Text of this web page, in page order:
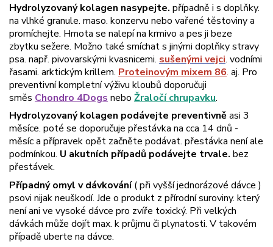
Hydrolyzovaný kolagen nasypejte. případně i s doplňky.
na vlhké granule. maso. konzervu nebo vařené těstoviny a
promíchejte. Hmota se nalepí na krmivo a pes ji beze
zbytku sežere. Možno také smíchat s jinými doplňky stravy
psa. např. pivovarskými kvasnicemi. sušenými vejci. vodními
řasami. arktickým krillem. Proteinovým mixem 86. aj. Pro
preventivní kompletní výživu kloubů doporučuji
směs Chondro 4Dogs nebo Žraločí chrupavku.
Hydrolyzovaný kolagen podávejte preventivně asi 3
měsíce. poté se doporučuje přestávka na cca 14 dnů -
měsíc a přípravek opět začněte podávat. přestávka není ale
podmínkou. U akutních případů podávejte trvale. bez
přestávek.
Případný omyl v dávkování( při vyšší jednorázové dávce )
psovi nijak neuškodí. Jde o produkt z přírodní suroviny. který
není ani ve vysoké dávce pro zvíře toxický. Při velkých
dávkách může dojít max. k průjmu či plynatosti. V takovém
případě uberte na dávce.